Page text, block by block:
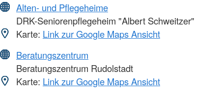
Alten- und Pflegeheime
DRK-Seniorenpflegeheim "Albert Schweitzer"
Karte: Link zur Google Maps Ansicht
Beratungszentrum
Beratungszentrum Rudolstadt
Karte: Link zur Google Maps Ansicht